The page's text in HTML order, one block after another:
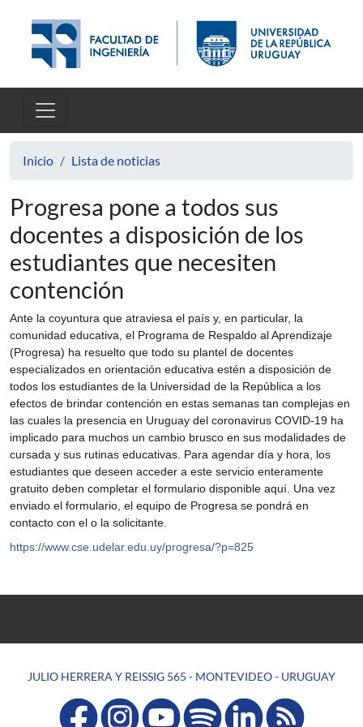
Inicio Lista de noticias
Progresa pone a todos sus
docentes a disposición de los
estudiantes que necesiten
contención
Ante la coyuntura que atraviesa el país y, en particular, la
comunidad educativa, el Programa de Respaldo al Aprendizaje
(Progresa) ha resuelto que todo su plantel de docentes
especializados en orientación educativa estén a disposición de
todos los estudiantes de la Universidad de la República a los
efectos de brindar contención en estas semanas tan complejas en
las cuales la presencia en Uruguay del coronavirus COVID-19 ha
implicado para muchos un cambio brusco en sus modalidades de
cursada y sus rutinas educativas. Para agendar día y hora, los
estudiantes que deseen acceder a este servicio enteramente
gratuito deben completar el formulario disponible aquí. Una vez
enviado el formulario, el equipo de Progresa se pondrá en
contacto con el o la solicitante.
https://www.cse.udelar.edu.uy/progresa/?p=825
JULIO HERRERA Y REISSIG 565 - MONTEVIDEO - URUGUAY